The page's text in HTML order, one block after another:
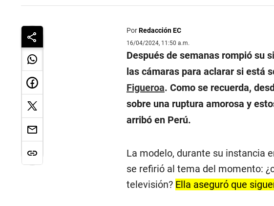
PorRedacción EC
16/04/2024, 11:50 a.m.
Después de semanas rompió su
las cámaras para aclarar si está
Figueroa. Como se recuerda,
sobre una ruptura amorosa y
arribó en Perú.
La modelo, durante su instancia
se refirió al tema del momento:
televisión? Ella aseguró que